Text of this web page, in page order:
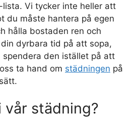
Vi tycker inte heller att
du måste hantera på egen
hålla bostaden ren och
dyrbara tid på att sopa,
spendera den istället på att
ta hand om städningen på
vår städning?